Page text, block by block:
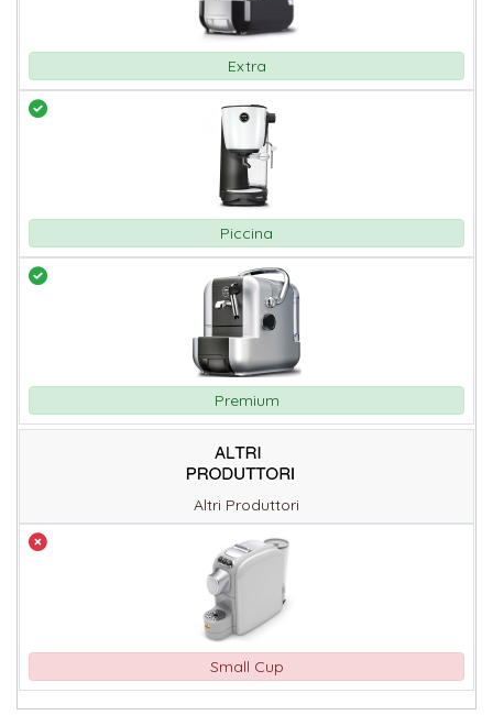
Extra
Piccina
Premium
Altri Produttori
Small Cup